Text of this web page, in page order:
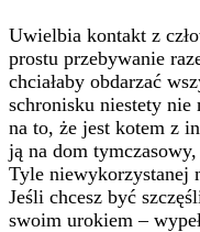
Uwielbia kontakt z
prostu przebywanie
chciałaby obdarzać
schronisku niestety
na to, że jest kotem z
ją na dom
Tyle niewykorzystanej
Jeśli chcesz być
swoim urokiem –